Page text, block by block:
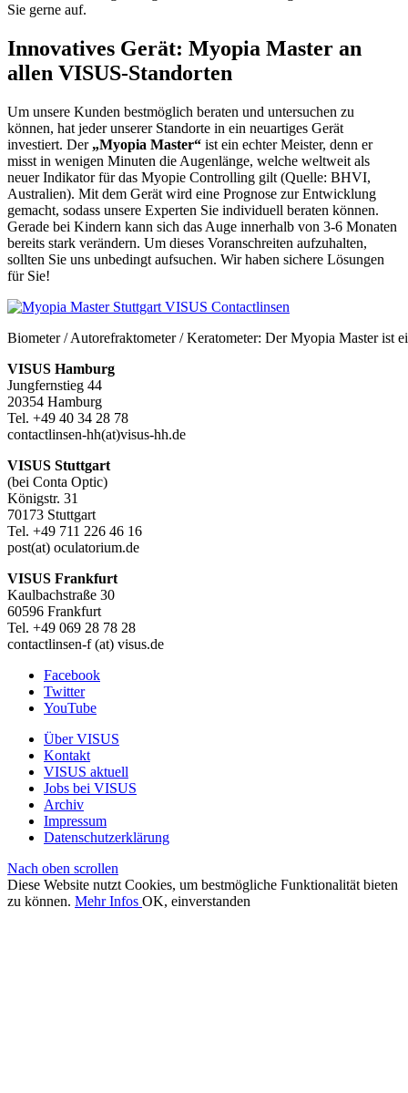
Sie gerne auf.
Innovatives Gerät: Myopia Master an
allen VISUS-Standorten
Um unsere Kunden bestmöglich beraten und untersuchen zu
können, hat jeder unserer Standorte in ein neuartiges Gerät
investiert. Der „Myopia Master“ ist ein echter Meister, denn er
misst in wenigen Minuten die Augenlänge, welche weltweit als
neuer Indikator für das Myopie Controlling gilt (Quelle: BHVI,
Australien). Mit dem Gerät wird eine Prognose zur Entwicklung
gemacht, sodass unsere Experten Sie individuell beraten können.
Gerade bei Kindern kann sich das Auge innerhalb von 3-6 Monaten
bereits stark verändern. Um dieses Voranschreiten aufzuhalten,
sollten Sie uns unbedingt aufsuchen. Wir haben sichere Lösungen
für Sie!
Biometer / Autorefraktometer / Keratometer: Der Myopia Master
VISUS Hamburg
Jungfernstieg 44
20354 Hamburg
Tel. +49 40 34 28 78
contactlinsen-hh(at)visus-hh.de
VISUS Stuttgart
(bei Conta Optic)
Königstr. 31
70173 Stuttgart
Tel. +49 711 226 46 16
post(at) oculatorium.de
VISUS Frankfurt
Kaulbachstraße 30
60596 Frankfurt
Tel. +49 069 28 78 28
contactlinsen-f (at) visus.de
Facebook
Twitter
YouTube
Über VISUS
Kontakt
VISUS aktuell
Jobs bei VISUS
Archiv
Impressum
Datenschutzerklärung
Nach oben scrollen
Diese Website nutzt Cookies, um bestmögliche Funktionalität bieten
zu können. Mehr Infos OK, einverstanden